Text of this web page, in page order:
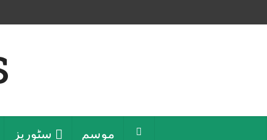
سٹوریز موسم